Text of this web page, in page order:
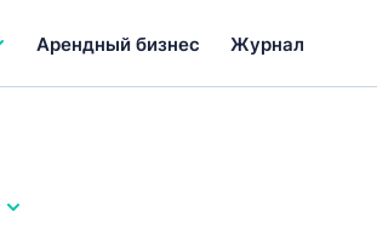
Арендный бизнес Журнал